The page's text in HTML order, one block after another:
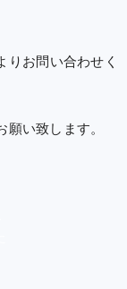
りお問い合わせく
い致します。